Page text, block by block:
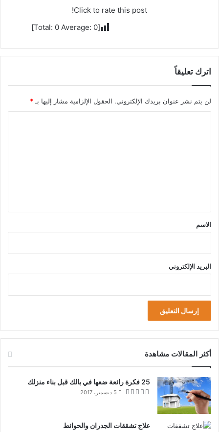
Click to rate this post!
[Total:
0Average: 0
]
اترك تعليقاً
لن يتم نشر عنوان بريدك الإلكتروني. الحقول الإلزامية مشار إليها بـ*
*
الاسم
البريد الإلكتروني
أكثر المقالات مشاهدة
25 فكرة رائعة ضعها في بالك قبل بناء منزلك
5 ديسمبر، 2017
علاج تشققات الجدران والحوائط